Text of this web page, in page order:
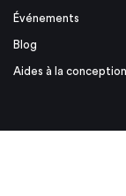
Événements
Blog
Aides à la conception